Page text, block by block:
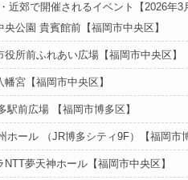
近郊で開催されるイベント【2026年3
央公園 貴賓館前【福岡市中央区】
役所前ふれあい広場【福岡市中央区】
幡宮【福岡市中央区】
駅前広場 【福岡市博多区】
ホール （JR博多シティ9F）【福岡市
NTT夢天神ホール【福岡市中央区】